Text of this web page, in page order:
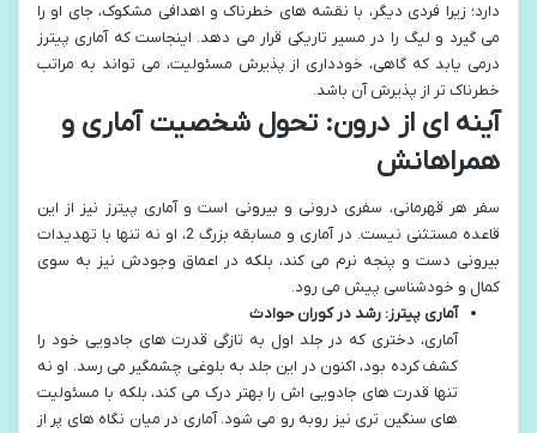
دارد؛ زیرا فردی دیگر، با نقشه های خطرناک و اهدافی مشکوک، جای او را
می گیرد و لیگ را در مسیر تاریکی قرار می دهد. اینجاست که آماری پیترز
درمی یابد که گاهی، خودداری از پذیرش مسئولیت، می تواند به مراتب
خطرناک تر از پذیرش آن باشد.
آینه ای از درون: تحول شخصیت آماری و
همراهانش
سفر هر قهرمانی، سفری درونی و بیرونی است و آماری پیترز نیز از این
قاعده مستثنی نیست. در آماری و مسابقه بزرگ 2، او نه تنها با تهدیدات
بیرونی دست و پنجه نرم می کند، بلکه در اعماق وجودش نیز به سوی
کمال و خودشناسی پیش می رود.
آماری پیترز: رشد در کوران حوادث
آماری، دختری که در جلد اول به تازگی قدرت های جادویی خود را
کشف کرده بود، اکنون در این جلد به بلوغی چشمگیر می رسد. او نه
تنها قدرت های جادویی اش را بهتر درک می کند، بلکه با مسئولیت
های سنگین تری نیز روبه رو می شود. آماری در میان نگاه های پر از